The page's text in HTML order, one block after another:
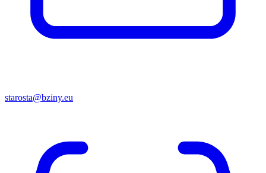
starosta@bziny.eu